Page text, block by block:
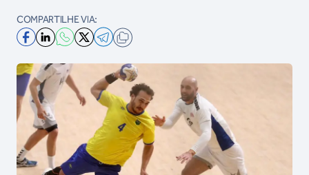
COMPARTILHE VIA: